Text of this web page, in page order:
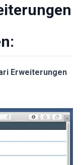
Erweiterungen